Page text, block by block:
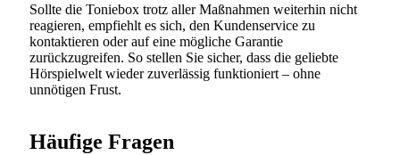
Sollte die Toniebox trotz aller Maßnahmen weiterhin nicht
reagieren, empfiehlt es sich, den Kundenservice zu
kontaktieren oder auf eine mögliche Garantie
zurückzugreifen. So stellen Sie sicher, dass die geliebte
Hörspielwelt wieder zuverlässig funktioniert – ohne
unnötigen Frust.
Häufige Fragen